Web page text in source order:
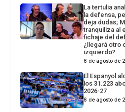
La tertulia
la defensa,
deja dudas;
tranquiliza al
fichaje del
¿llegará otro
izquierdo?
6 de agosto de
El Espanyol
los 31.223
2026-27
6 de agosto de